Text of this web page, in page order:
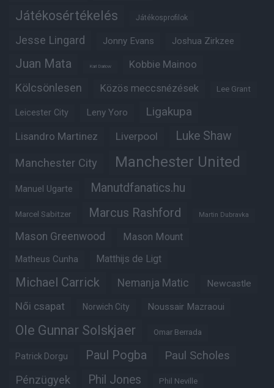
Játékosértékelés Játékosprofilok
Jesse Lingard Jonny Evans Joshua Zirkzee
Juan Mata Karl Darlow Kobbie Mainoo
Kölcsönlesen Közös meccsnézések Lee Grant
Leicester City Leny Yoro Ligakupa
Lisandro Martinez Liverpool Luke Shaw
Manchester City Manchester United
Manuel Ugarte Manutdfanatics.hu
Marcel Sabitzer Marcus Rashford Martin Dubravka
Mason Greenwood Mason Mount
Matheus Cunha Matthijs de Ligt
Michael Carrick Nemanja Matic Newcastle
Női csapat Norwich City Noussair Mazraoui
Ole Gunnar Solskjaer Omar Berrada
Patrick Dorgu Paul Pogba Paul Scholes
Pénzügyek Phil Jones Phil Neville